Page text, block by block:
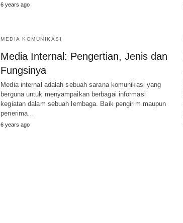
6 years ago
MEDIA KOMUNIKASI
Media Internal: Pengertian, Jenis dan
Fungsinya
Media internal adalah sebuah sarana komunikasi yang
berguna untuk menyampaikan berbagai informasi
kegiatan dalam sebuah lembaga. Baik pengirim maupun
penerima…
6 years ago